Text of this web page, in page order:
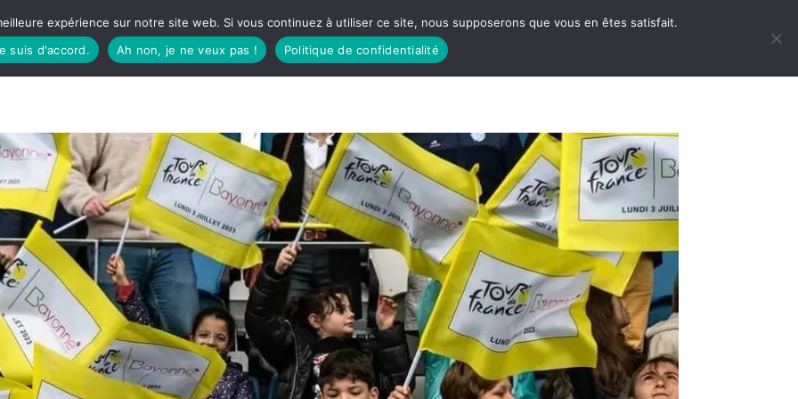
FÊTES BASQUES À MANGER CÔTÉ SORTIES GREEN LIFE
expérience sur notre site web. Si vous continuez à utiliser ce site, nous supposerons que vous en êtes satisfait.
suis d'accord.
Ah non, je ne veux pas ! Politique de confidentialité